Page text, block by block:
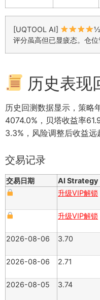
[UQTOOL AI]
½
评分虽高但已显疲态。仓
历史表现
历史回测数据显示，策略
4074.0%，贝塔收益率
3.3%，风险调整后收益远
交易记录
交易日期 AI Strategy
升级VIP解锁
升级VIP解锁
2026-08-06
3.70
2026-08-06
2.71
2026-08-05
3.74